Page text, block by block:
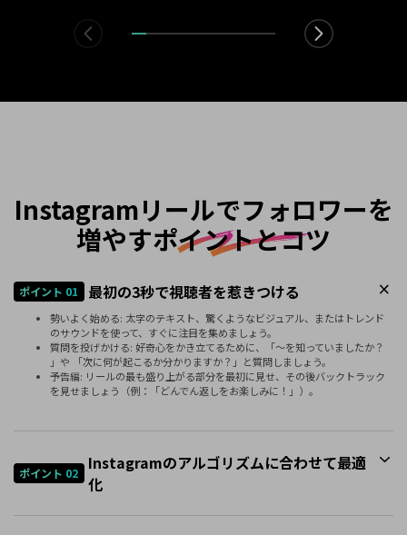
Instagramリールでフォロワーを
増やすポイントとコツ
ポイント 01 最初の3秒で視聴者を惹きつける
勢いよく始める: 太字のテキスト、驚くようなビジュアル、またはトレンド
のサウンドを使って、すぐに注目を集めましょう。
質問を投げかける: 好奇心をかき立てるために、「～を知っていましたか？
」や 「次に何が起こるか分かりますか？」と質問しましょう。
予告編: リールの最も盛り上がる部分を最初に見せ、その後バックトラック
を見せましょう（例：「どんでん返しをお楽しみに！」）。
ポイント 02
Instagramのアルゴリズムに合わせて最適
化